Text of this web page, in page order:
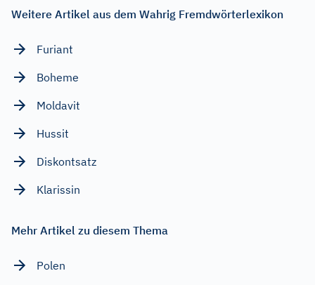
Weitere Artikel aus dem Wahrig Fremdwörterlexikon
Furiant
Boheme
Moldavit
Hussit
Diskontsatz
Klarissin
Mehr Artikel zu diesem Thema
Polen